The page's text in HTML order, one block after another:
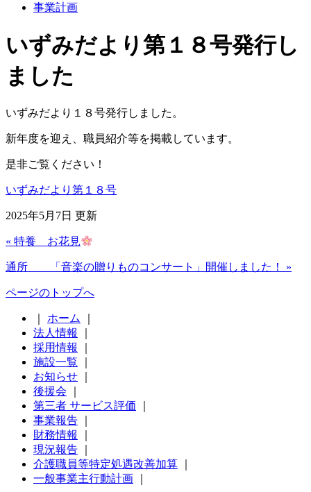
事業計画
いずみだより第１８号発行し
ました
いずみだより１８号発行しました。
新年度を迎え、職員紹介等を掲載しています。
是非ご覧ください！
いずみだより第１８号
2025年5月7日 更新
« 特養 お花見
通所 「音楽の贈りものコンサート」開催しました！ »
ページのトップへ
ホーム
法人情報
採用情報
施設一覧
お知らせ
後援会
第三者 サービス評価
事業報告
財務情報
現況報告
介護職員等特定処遇改善加算
一般事業主行動計画